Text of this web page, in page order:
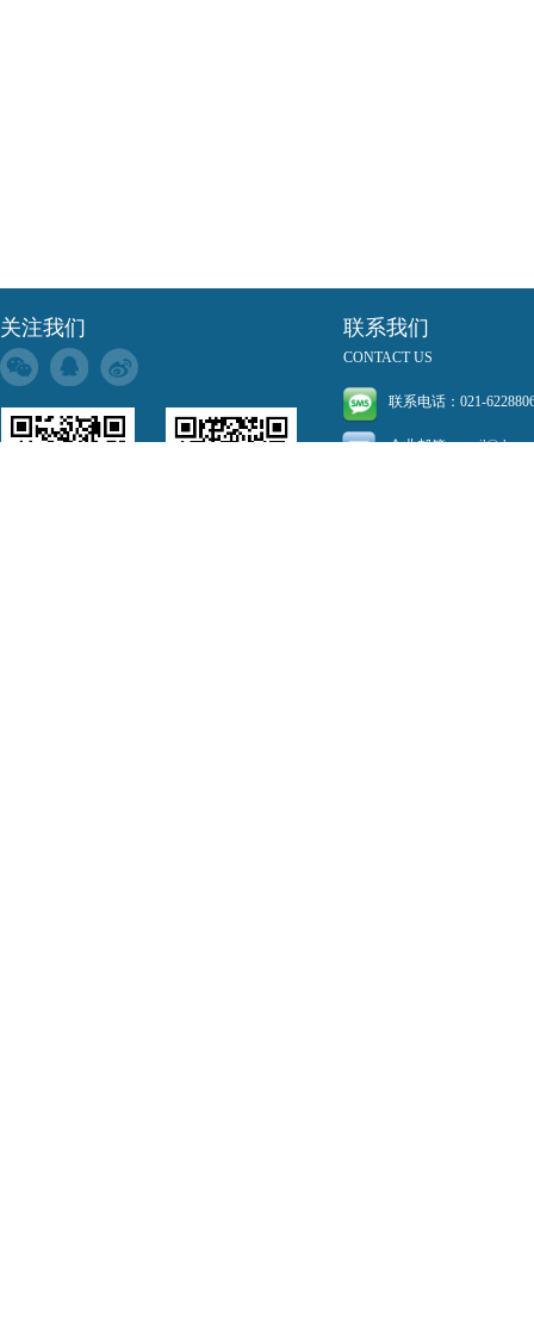
联系电话：021-
企业邮箱：
关注我们 联系我们
CONTACT US